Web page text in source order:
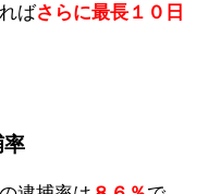
ばさらに最長１０日
率